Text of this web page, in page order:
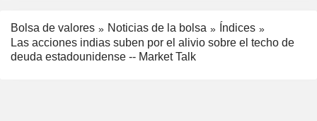
Bolsa de valores Noticias de la bolsa
Índices
Las acciones indias suben por el alivio sobre el techo de
deuda estadounidense -- Market Talk